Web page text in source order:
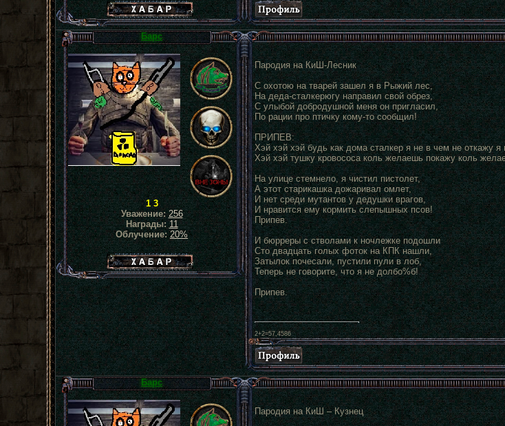
Хабар сталкера
Пародия на КиШ-Лесник
С охотою на тварей зашел я в Рыжий лес,
На деда-сталкерюгу направил свой обрез,
С улыбой добродушной меня он пригласил,
По рации про птичку кому-то сообщил!
ПРИПЕВ:
Хэй хэй хэй будь как дома сталкер я не в чем не откажу
Хэй хэй тушку кровососа коль желаешь покажу коль
На улице стемнело, я чистил пистолет,
А этот старикашка дожаривал омлет,
И нет среди мутантов у дедушки врагов,
И нравится ему кормить слепышных псов!
Припев.
И бюрреры с стволами к ночлежке подошли
Сто двадцать голых фоток на КПК нашли,
Затылок почесали, пустили пули в лоб,
Теперь не говорите, что я не долбо%б!
Припев.
2+2=57,4586
Барс
1 3
Уважение:256
Награды:11
Облучение:20%
Хабар сталкера
Пародия на КиШ – Кузнец
Барс